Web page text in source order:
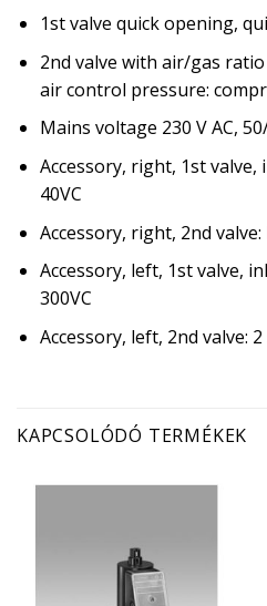
1st valve quick opening,
2nd valve with air/gas
air control pressure:
Mains voltage 230 V AC,
Accessory, right, 1st valve,
40VC
Accessory, right, 2nd valve:
Accessory, left, 1st valve,
300VC
Accessory, left, 2nd valve:
KAPCSOLÓDÓ TERMÉKEK